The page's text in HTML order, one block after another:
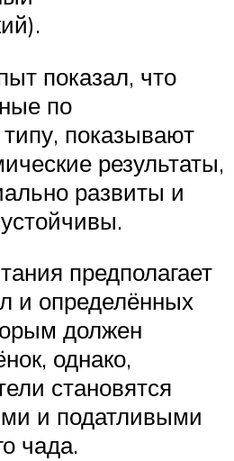
показал, что
по
показывают
результаты,
развиты и
предполагает
и определённых
должен
однако,
становятся
и податливыми
чада.